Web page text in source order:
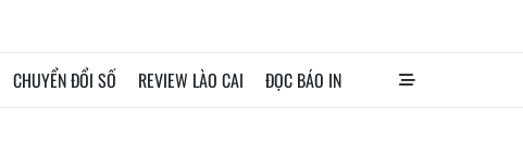
CHUYỂN ĐỔI SỐ REVIEW LÀO CAI ĐỌC BÁO IN